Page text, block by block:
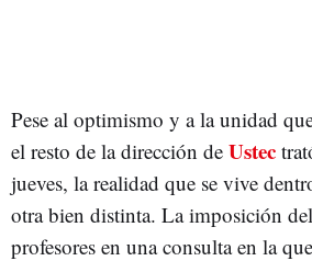
Pese al optimismo y a la unidad
el resto de la dirección de Ustec
jueves, la realidad que se vive
otra bien distinta. La imposición del
profesores en una consulta en la